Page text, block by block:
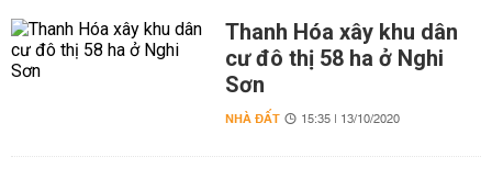
Thanh Hóa xây khu dân
cư đô thị 58 ha ở Nghi
Sơn
NHÀ ĐẤT 15:35 | 13/10/2020